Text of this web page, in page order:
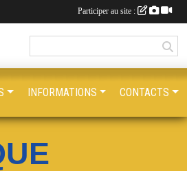
INFORMATIONS CONTACTS
Participer au site :